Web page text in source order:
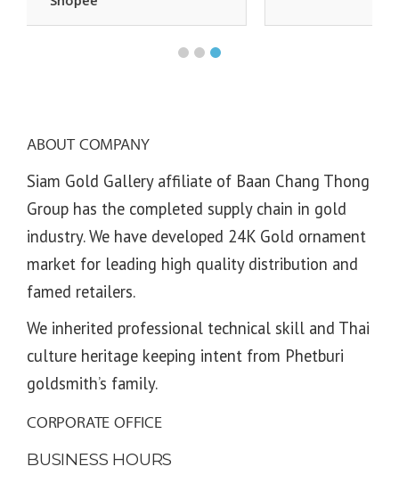
ABOUT COMPANY
Siam Gold Gallery affiliate of Baan Chang Thong
Group has the completed supply chain in gold
industry. We have developed 24K Gold ornament
market for leading high quality distribution and
famed retailers.
We inherited professional technical skill and Thai
culture heritage keeping intent from Phetburi
goldsmith’s family.
CORPORATE OFFICE
BUSINESS HOURS